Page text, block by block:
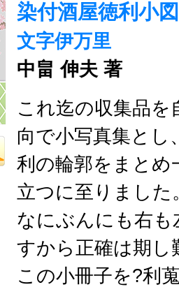
染付酒屋徳利小
文字伊万里
中畠 伸夫 著
これ迄の収集品を
向で小写真集と
利の輪郭をまとめ
立つに至りました
なにぶんにも右
すから正確は期し
この小冊子を?利